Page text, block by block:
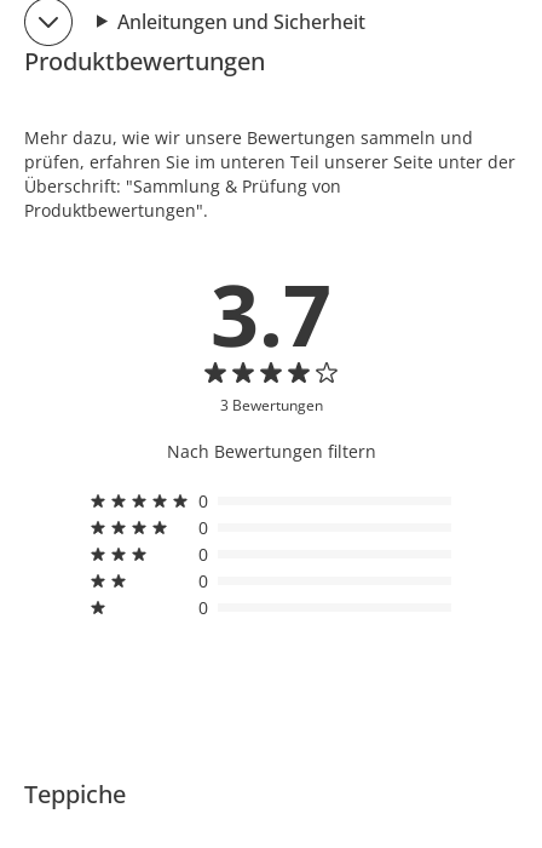
Anleitungen und Sicherheit
Produktbewertungen
Mehr dazu, wie wir unsere Bewertungen sammeln und
prüfen, erfahren Sie im unteren Teil unserer Seite unter der
Überschrift: "Sammlung & Prüfung von
Produktbewertungen".
3.7
3 Bewertungen
Nach Bewertungen filtern
0
0
0
0
0
Teppiche